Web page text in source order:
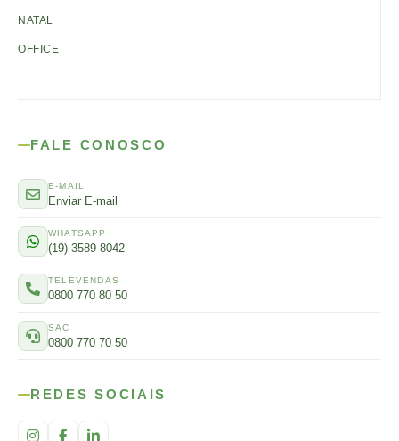
NATAL
OFFICE
FALE CONOSCO
E-MAIL
Enviar E-mail
WHATSAPP
(19) 3589-8042
TELEVENDAS
0800 770 80 50
SAC
0800 770 70 50
REDES SOCIAIS